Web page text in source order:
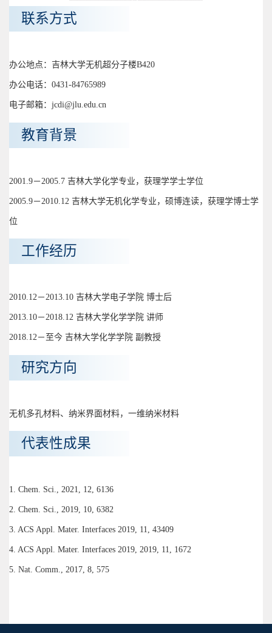
联系方式
办公地点：吉林大学无机超分子楼B420
办公电话：0431-84765989
电子邮箱：jcdi@jlu.edu.cn
教育背景
2001.9－2005.7 吉林大学化学专业，获理学学士学位
2005.9－2010.12 吉林大学无机化学专业，硕博连读，获理学博士学
位
工作经历
2010.12－2013.10 吉林大学电子学院 博士后
2013.10－2018.12 吉林大学化学学院 讲师
2018.12－至今 吉林大学化学学院 副教授
研究方向
无机多孔材料、纳米界面材料，一维纳米材料
代表性成果
1. Chem. Sci., 2021, 12, 6136
2. Chem. Sci., 2019, 10, 6382
3. ACS Appl. Mater. Interfaces 2019, 11, 43409
4. ACS Appl. Mater. Interfaces 2019, 2019, 11, 1672
5. Nat. Comm., 2017, 8, 575